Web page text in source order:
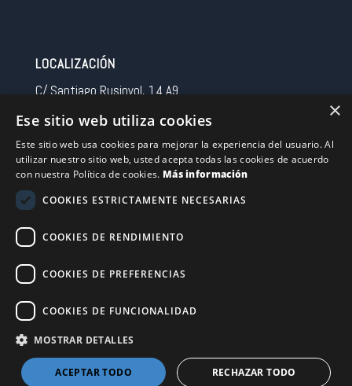
LOCALIZACIÓN
C/ Santiago Rusinyol, 14 A9
Spain
CONTACTO
Tel 0034 93 713 37 30
sermovil@sertronic.es
Acceso intranet para representantes
×
Ese sitio web utiliza cookies
Este sitio web usa cookies para mejorar la experiencia del usuario. Al
utilizar nuestro sitio web, usted acepta todas las cookies de acuerdo
con nuestra Política de cookies. Más información
COOKIES ESTRICTAMENTE NECESARIAS
COOKIES DE RENDIMIENTO
COOKIES DE PREFERENCIAS
COOKIES DE FUNCIONALIDAD
MOSTRAR DETALLES
ACEPTAR TODO RECHAZAR TODO